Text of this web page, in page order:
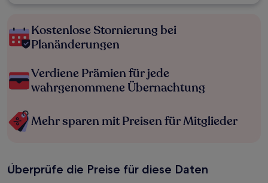
Kostenlose Stornierung bei
Planänderungen
Verdiene Prämien für jede
wahrgenommene Übernachtung
Mehr sparen mit Preisen für Mitglieder
Überprüfe die Preise für diese Daten